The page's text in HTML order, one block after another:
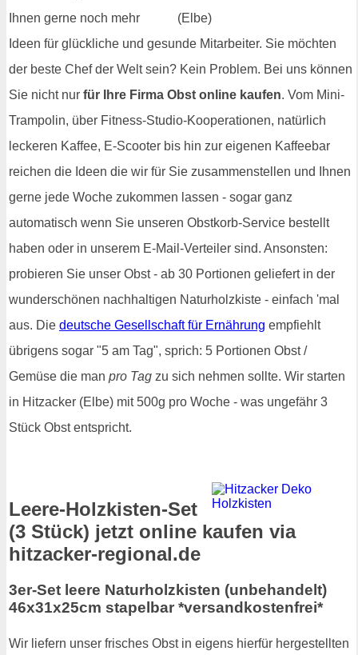
Ihnen gerne noch mehr
Ideen für glückliche und gesunde Mitarbeiter. Sie möchten
der beste Chef der Welt sein? Kein Problem. Bei uns können
Sie nicht nur für Ihre Firma Obst online kaufen. Vom Mini-
Trampolin, über Fitness-Studio-Kooperationen, natürlich
leckeren Kaffee, E-Scooter bis hin zur eigenen Kaffeebar
reichen die Ideen die wir für Sie zusammenstellen und Ihnen
gerne jede Woche zukommen lassen - sogar ganz
automatisch wenn Sie unseren Obstkorb-Service bestellt
haben oder in unserem E-Mail-Verteiler sind. Ansonsten:
probieren Sie unser Obst - ab 30 Portionen geliefert in der
wunderschönen nachhaltigen Naturholzkiste - einfach 'mal
aus. Die deutsche Gesellschaft für Ernährung empfiehlt
übrigens sogar "5 am Tag", sprich: 5 Portionen Obst /
Gemüse die man pro Tag zu sich nehmen sollte. Wir starten
in Hitzacker (Elbe) mit 500g pro Woche - was ungefähr 3
Stück Obst entspricht.
Leere-Holzkisten-Set
(3 Stück) jetzt online kaufen via
hitzacker-regional.de
3er-Set leere Naturholzkisten (unbehandelt)
46x31x25cm stapelbar *versandkostenfrei*
Wir liefern unser frisches Obst in eigens hierfür hergestellten